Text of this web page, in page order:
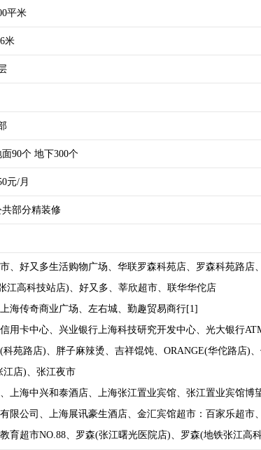
平米
米
面90个 地下300个
元/月
共部分精装修
、好又多生活购物广场、华联罗森科苑店、罗森科苑路店
江高科技站店)、好又多、莘欣超市、联华华佗店
海传奇商业广场、左右城、勤趣贸易商行[1]
用卡中心、兴业银行上海科技研究开发中心、光大银行
苑路店)、胖子麻辣烫、吉祥馄饨、ORANGE(华佗路店)
江店)、张江夜市
上海中兴和泰酒店、上海张江置业宾馆、张江置业宾馆
限公司、上海展讯豪生酒店、金汇宾馆超市：百家乐超市
育超市NO.88、罗森(张江曙光医院店)、罗森(地铁张江高